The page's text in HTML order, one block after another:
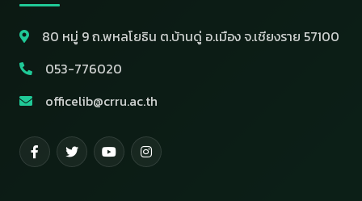
80 หมู่ 9 ถ.พหลโยธิน ต.บ้านดู่ อ.เมือง จ.เชียงราย 57100
053-776020
officelib@crru.ac.th